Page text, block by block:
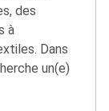
des
à
Dans
un(e)